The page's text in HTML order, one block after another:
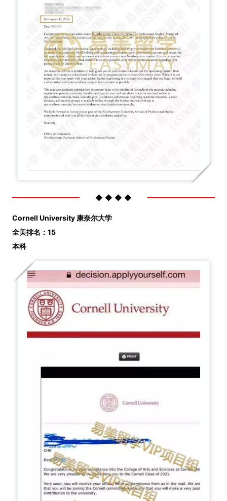
◆ ◆ ◆ ◆
Cornell University 康奈尔大学
全美排名：15
本科